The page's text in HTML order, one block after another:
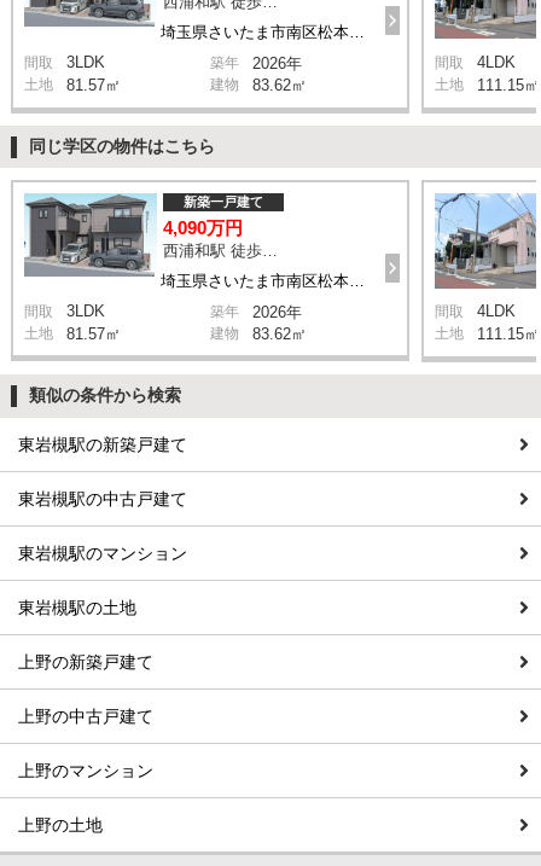
埼玉県さいたま市南区松本1丁目
間取 3LDK 築年 2026年
土地 81.57㎡ 建物 83.62㎡
間取 4LDK
土地 111.15㎡
同じ学区の物件はこちら
埼玉県さいたま市南区松本1丁目
新築一戸建て
4,090万円
西浦和駅 徒歩14分
間取 3LDK 築年 2026年
土地 81.57㎡ 建物 83.62㎡
間取 4LDK
土地 111.15㎡
類似の条件から検索
東岩槻駅の新築戸建て
東岩槻駅の中古戸建て
東岩槻駅のマンション
東岩槻駅の土地
上野の新築戸建て
上野の中古戸建て
上野のマンション
上野の土地